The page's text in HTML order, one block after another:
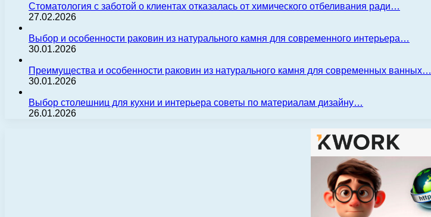
Стоматология с заботой о клиентах отказалась от химического отбеливания ради…
27.02.2026
Выбор и особенности раковин из натурального камня для современного интерьера…
30.01.2026
Преимущества и особенности раковин из натурального камня для современных ванных…
30.01.2026
Выбор столешниц для кухни и интерьера советы по материалам дизайну…
26.01.2026